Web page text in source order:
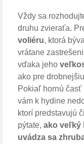
Vždy sa
druhu zvieraťa.
voliéru, ktorá
vrátane
vďaka jeho
ako pre
Pokiaľ hornú časť
vám k hydine
ktorí predstavujú
pýtate, ako veľký
uvádza sa